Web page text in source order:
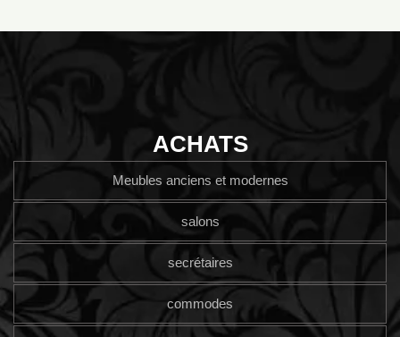
ACHATS
Meubles anciens et modernes
salons
secrétaires
commodes